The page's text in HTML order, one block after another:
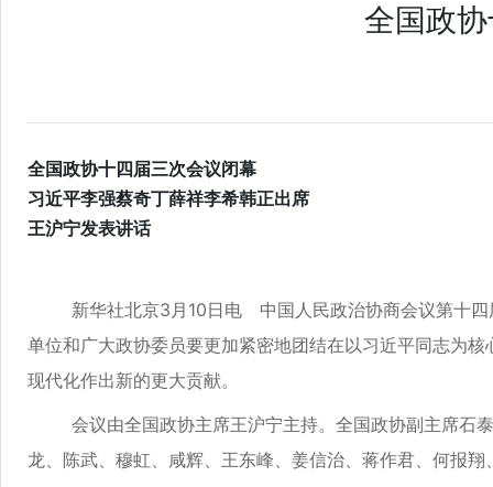
全国政
全国政协十四届三次会议闭幕
习近平李强蔡奇丁薛祥李希韩正出席
王沪宁发表讲话
新华社北京3月10日电 中国人民政治协商会议第十四届
单位和广大政协委员要更加紧密地团结在以习近平同志为
现代化作出新的更大贡献。
会议由全国政协主席王沪宁主持。全国政协副主席石泰
龙、陈武、穆虹、咸辉、王东峰、姜信治、蒋作君、何报